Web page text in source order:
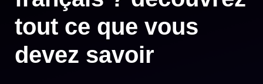
tout ce que vous
devez savoir